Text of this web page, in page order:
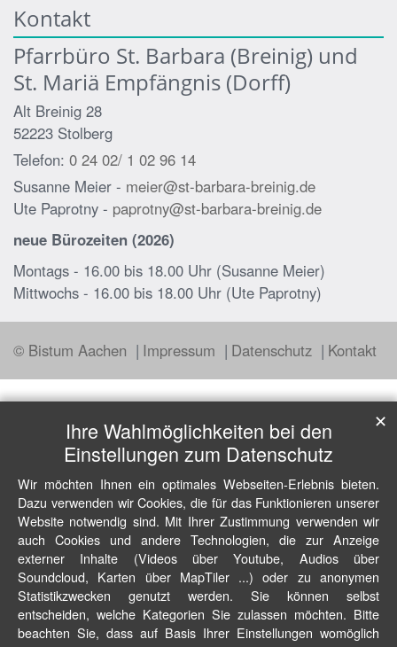
Kontakt
Pfarrbüro St. Barbara (Breinig) und
St. Mariä Empfängnis (Dorff)
Alt Breinig 28
52223 Stolberg
Telefon: 0 24 02/ 1 02 96 14
Susanne Meier - meier@st-barbara-breinig.de
Ute Paprotny - paprotny@st-barbara-breinig.de
neue Bürozeiten (2026)
Montags - 16.00 bis 18.00 Uhr (Susanne Meier)
Mittwochs - 16.00 bis 18.00 Uhr (Ute Paprotny)
© Bistum Aachen Impressum Datenschutz Kontakt
Ihre Wahlmöglichkeiten bei den
Einstellungen zum Datenschutz
Wir möchten Ihnen ein optimales Webseiten-Erlebnis bieten.
Dazu verwenden wir Cookies, die für das Funktionieren unserer
Website notwendig sind. Mit Ihrer Zustimmung verwenden wir
auch Cookies und andere Technologien, die zur Anzeige
externer Inhalte (Videos über Youtube, Audios über
Soundcloud, Karten über MapTiler ...) oder zu anonymen
Statistikzwecken genutzt werden. Sie können selbst
entscheiden, welche Kategorien Sie zulassen möchten. Bitte
beachten Sie, dass auf Basis Ihrer Einstellungen womöglich
✕